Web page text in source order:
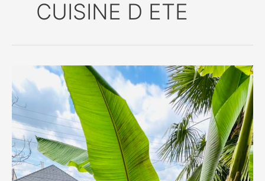
CUISINE D ETE